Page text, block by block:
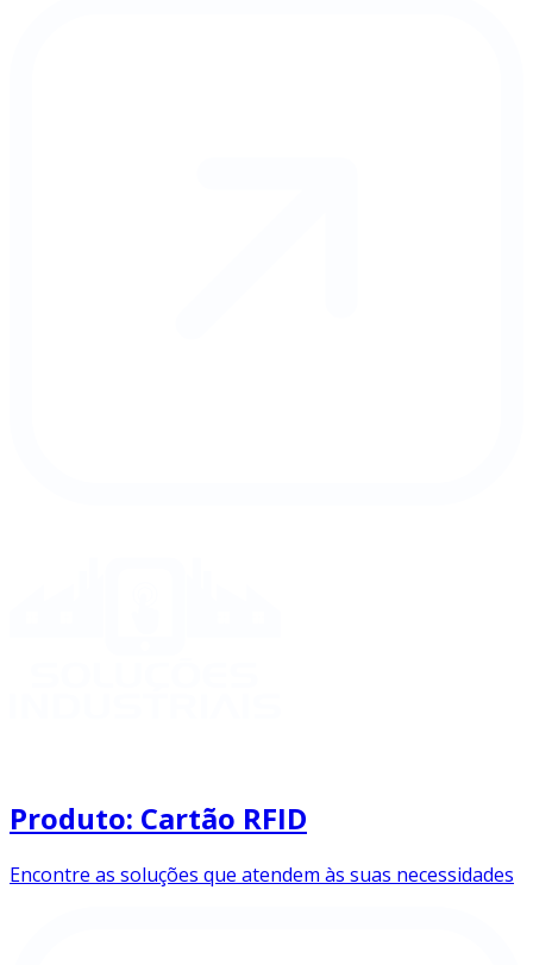
Produto: Cartão RFID
Encontre as soluções que atendem às suas necessidades